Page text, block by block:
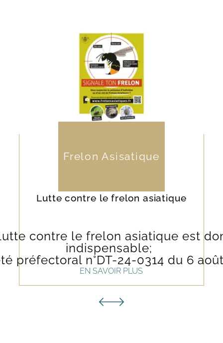
Frelon Asisatique
Lutte contre le frelon asiatique
contre le frelon asiatique est
indispensable;
préfectoral n°DT-24-0314 du 6
constatant la présence d’un
doit en informer sans délai la
AURA
EN SAVOIR PLUS